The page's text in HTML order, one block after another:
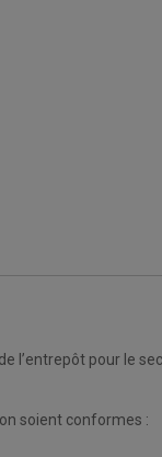
de l’entrepôt pour le
soient conformes :